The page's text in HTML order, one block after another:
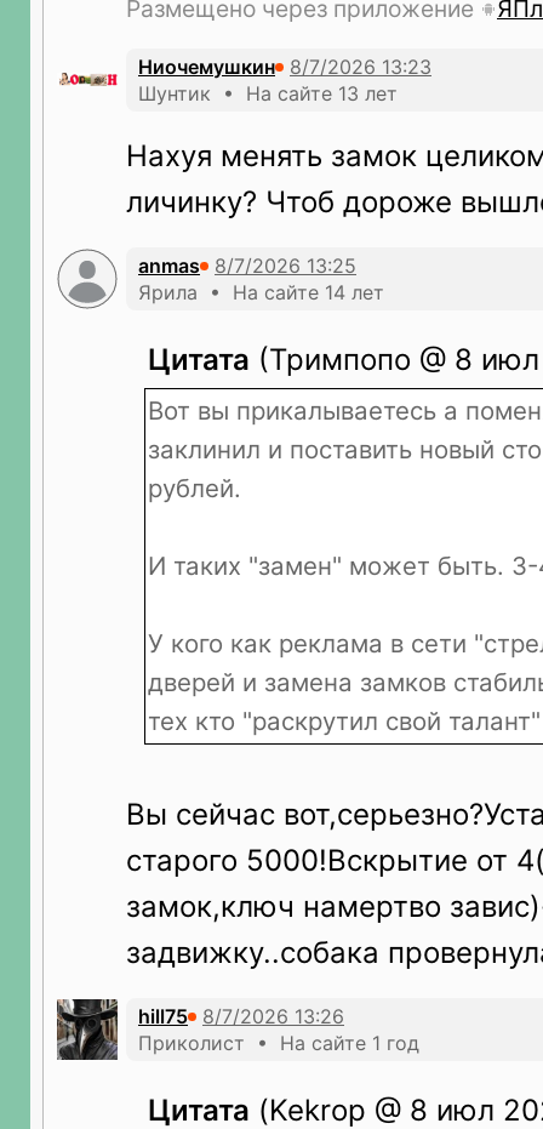
Размещено через приложение
Ниочемушкин
Шунтик • На сайте 13 лет
Нахуя менять замок
личинку? Чтоб дороже
anmas
Ярила • На сайте 14 лет
Цитата (Тримпопо @ 8
Вот вы прикалываетесь а
заклинил и поставить новый
рублей.
И таких "замен" может быть. 3-
У кого как реклама в сети
дверей и замена замков
тех кто "раскрутил свой
Вы сейчас
старого 5000!Вскрытие от
замок,ключ намертво
задвижку..собака
hill75
Приколист • На сайте 1 год
Цитата (Kekrop @ 8 июл